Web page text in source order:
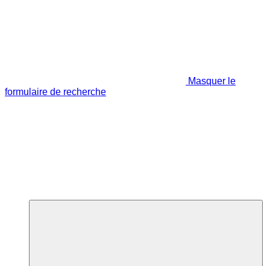
Masquer le
formulaire de recherche